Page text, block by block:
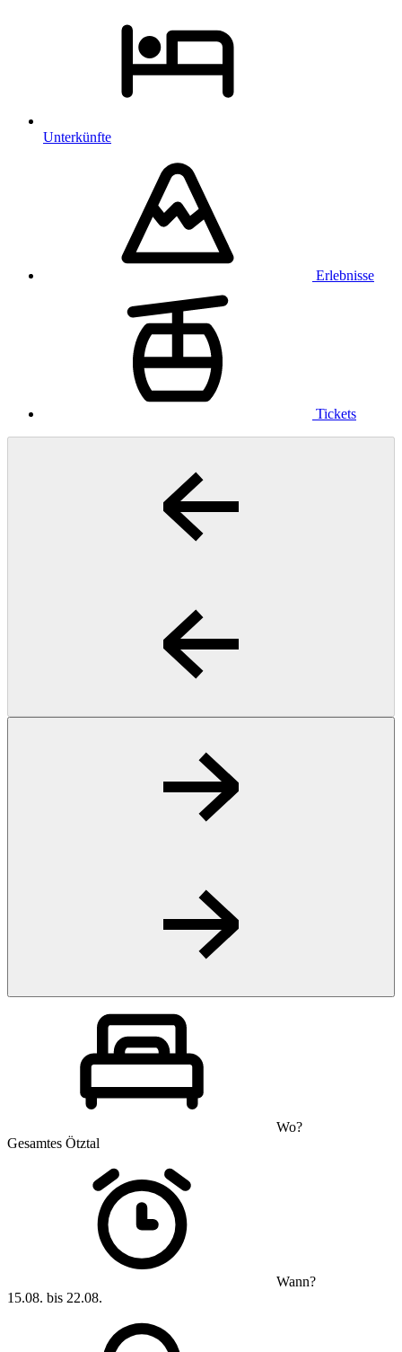
Unterkünfte
Erlebnisse
Tickets
Wo?
Gesamtes Ötztal
Wann?
15.08. bis 22.08.